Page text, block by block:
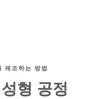
제조하는 방법
형 공정